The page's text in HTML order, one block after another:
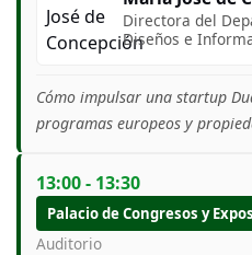
Directora del
Diseños e
Cómo impulsar una startup
programas europeos y
13:00 - 13:30
Palacio de Congresos y
Auditorio